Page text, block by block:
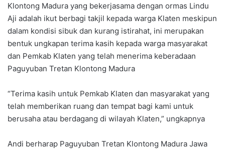
Klontong Madura yang bekerjasama dengan ormas Lindu
Aji adalah ikut berbagi takjil kepada warga Klaten meskipun
dalam kondisi sibuk dan kurang istirahat, ini merupakan
bentuk ungkapan terima kasih kepada warga masyarakat
dan Pemkab Klaten yang telah menerima keberadaan
Paguyuban Tretan Klontong Madura
“Terima kasih untuk Pemkab Klaten dan masyarakat yang
telah memberikan ruang dan tempat bagi kami untuk
berusaha atau berdagang di wilayah Klaten,” ungkapnya
Andi berharap Paguyuban Tretan Klontong Madura Jawa